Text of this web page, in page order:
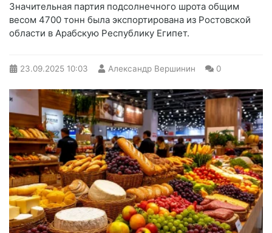
Значительная партия подсолнечного шрота общим
весом 4700 тонн была экспортирована из Ростовской
области в Арабскую Республику Египет.
23.09.2025 10:03 Александр Вершинин 0